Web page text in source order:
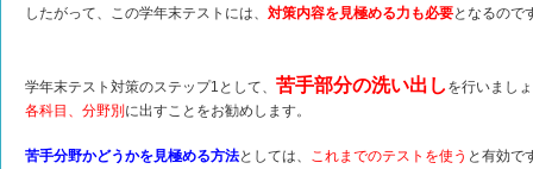
したがって、この学年末テストには、 対策内容を見極める力も必要となるので
学年末テスト対策のステップ1として、 苦手部分の洗い出し を行いまし
各科目、分野別 に出すことをお勧めします。
苦手分野かどうかを見極める方法としては、 これまでのテストを使う と有効で